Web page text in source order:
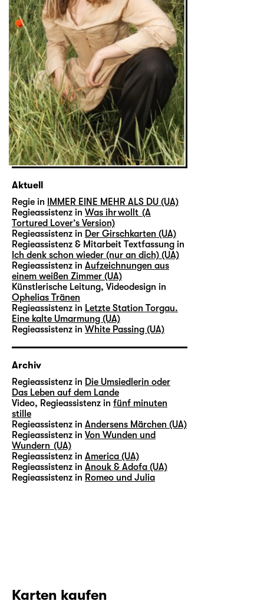
Aktuell
Regie in
IMMER EINE MEHR ALS DU (UA)
Regieassistenz in Was ihr wollt (A
Tortured Lover’s Version)
Regieassistenz in Der Girschkarten (UA)
Regieassistenz & Mitarbeit Textfassung in
Ich denk schon wieder (nur an dich) (UA)
Regieassistenz in Aufzeichnungen aus
einem weißen Zimmer (UA)
Künstlerische Leitung, Videodesign in
Ophelias Tränen
Regieassistenz in Letzte Station Torgau.
Eine kalte Umarmung (UA)
Regieassistenz in White Passing (UA)
Archiv
Regieassistenz in Die Umsiedlerin oder
Das Leben auf dem Lande
Video, Regieassistenz in fünf minuten
stille
Regieassistenz in Andersens Märchen (UA)
Regieassistenz in Von Wunden und
Wundern (UA)
Regieassistenz in America (UA)
Regieassistenz in Anouk & Adofa (UA)
Regieassistenz in Romeo und Julia
Karten kaufen